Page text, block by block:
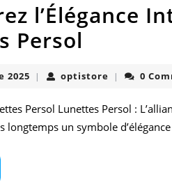
l’Élégance
Persol
des
2025 08| optistoreoptistore
| 0
Persol Lunettes Persol :
longtemps un symbole